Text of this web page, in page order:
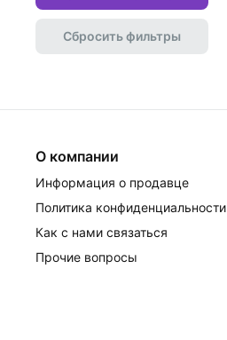
Сбросить фильтры
О компании
Информация о продавце
Политика конфиденциальности
Как с нами связаться
Прочие вопросы